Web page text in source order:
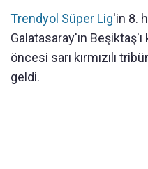
Trendyol Süper Lig'in 8.
Galatasaray'ın
öncesi sarı kırmızılı
geldi.